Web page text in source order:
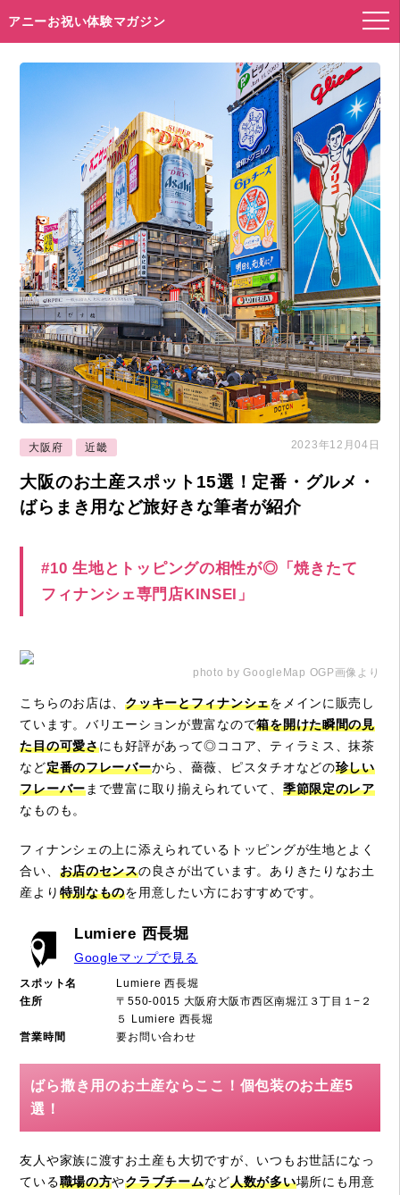
アニーお祝い体験マガジン
大阪府 近畿 2023年12月04日
大阪のお土産スポット15選！定番・グルメ・
ばらまき用など旅好きな筆者が紹介
#10 生地とトッピングの相性が◎「焼きたて
フィナンシェ専門店KINSEI」
photo by GoogleMap OGP画像より
こちらのお店は、クッキーとフィナンシェをメインに販売し
ています。バリエーションが豊富なので箱を開けた瞬間の見
た目の可愛さにも好評があって◎ココア、ティラミス、抹茶
など定番のフレーバーから、薔薇、ピスタチオなどの珍しい
フレーバーまで豊富に取り揃えられていて、 季節限定のレア
なものも。
フィナンシェの上に添えられているトッピングが生地とよく
合い、 お店のセンスの良さが出ています。ありきたりなお土
産より 特別なものを用意したい方におすすめです。
Lumiere 西長堀
Googleマップで見る
スポット名
Lumiere 西長堀
住所
〒550-0015 大阪府大阪市西区南堀江３丁目１−２
５ Lumiere 西長堀
営業時間
要お問い合わせ
ばら撒き用のお土産ならここ！個包装のお土産5
選！
友人や家族に渡すお土産も大切ですが、いつもお世話になっ
ている職場の方やクラブチームなど人数が多い場所にも用意